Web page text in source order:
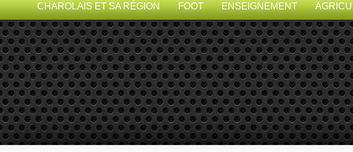
CHAROLAIS ET SA RÉGION FOOT ENSEIGNEMENT